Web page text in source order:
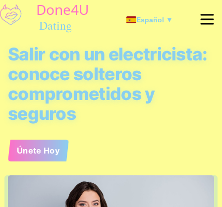
Español ▼
Salir con un electricista:
conoce solteros
comprometidos y
seguros
Únete Hoy